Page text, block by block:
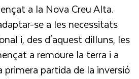
a la Nova Creu Alta.
se a les necessitats
i, des d'aquest dilluns, les
a remoure la terra i a
primera partida de la inversió